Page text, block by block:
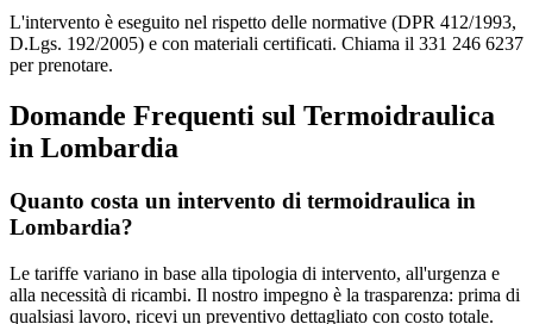
L'intervento è eseguito nel rispetto delle normative (DPR 412/1993,
D.Lgs. 192/2005) e con materiali certificati. Chiama il 331 246 6237
per prenotare.
Domande Frequenti sul Termoidraulica
in Lombardia
Quanto costa un intervento di termoidraulica in
Lombardia?
Le tariffe variano in base alla tipologia di intervento, all'urgenza e
alla necessità di ricambi. Il nostro impegno è la trasparenza: prima di
qualsiasi lavoro, ricevi un preventivo dettagliato con costo totale.